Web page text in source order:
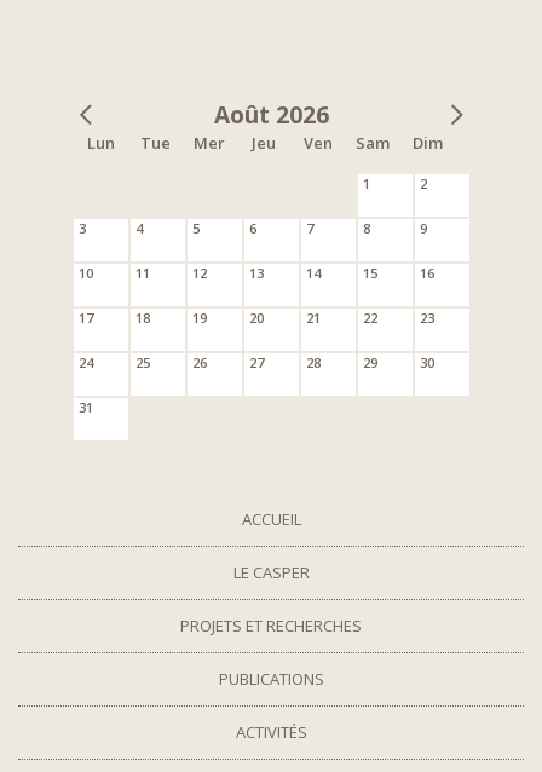
Août 2026
Lun Tue Mer Jeu Ven Sam Dim
1 2
3 4 5 6 7 8 9
10 11 12 13 14 15 16
17 18 19 20 21 22 23
24 25 26 27 28 29 30
31
ACCUEIL
LE CASPER
PROJETS ET RECHERCHES
PUBLICATIONS
ACTIVITÉS